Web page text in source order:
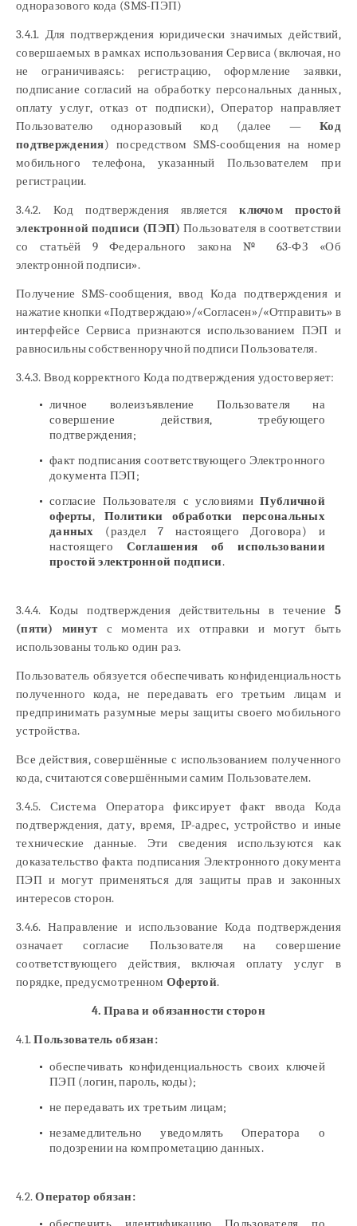
одноразового кода (SMS-ПЭП)
3.4.1. Для подтверждения юридически значимых действий,
совершаемых в рамках использования Сервиса (включая, но
не ограничиваясь: регистрацию, оформление заявки,
подписание согласий на обработку персональных данных,
оплату услуг, отказ от подписки), Оператор направляет
Пользователю одноразовый код (далее —Код
подтверждения) посредством SMS-сообщения на номер
мобильного телефона, указанный Пользователем при
регистрации.
3.4.2. Код подтверждения являетсяключом простой
электронной подписи (ПЭП) Пользователя в соответствии
со статьёй 9 Федерального закона № 63-ФЗ «Об
электронной подписи».
Получение SMS-сообщения, ввод Кода подтверждения и
нажатие кнопки «Подтверждаю»/«Согласен»/«Отправить» в
интерфейсе Сервиса признаются использованием ПЭП и
равносильны собственноручной подписи Пользователя.
3.4.3. Ввод корректного Кода подтверждения удостоверяет:
личное волеизъявление Пользователя на
совершение действия, требующего
подтверждения;
факт подписания соответствующего Электронного
документа ПЭП;
согласие Пользователя с условиямиПубличной
оферты, Политики обработки персональных
данных (раздел 7 настоящего Договора) и
настоящего Соглашения об использовании
простой электронной подписи.
3.4.4. Коды подтверждения действительны в течение 5
(пяти) минутс момента их отправки и могут быть
использованы только один раз.
Пользователь обязуется обеспечивать конфиденциальность
полученного кода, не передавать его третьим лицам и
предпринимать разумные меры защиты своего мобильного
устройства.
Все действия, совершённые с использованием полученного
кода, считаются совершёнными самим Пользователем.
3.4.5. Система Оператора фиксирует факт ввода Кода
подтверждения, дату, время, IP-адрес, устройство и иные
технические данные. Эти сведения используются как
доказательство факта подписания Электронного документа
ПЭП и могут применяться для защиты прав и законных
интересов сторон.
3.4.6. Направление и использование Кода подтверждения
означает согласие Пользователя на совершение
соответствующего действия, включая оплату услуг в
порядке, предусмотренном Офертой.
4. Права и обязанности сторон
4.1.Пользователь обязан:
обеспечивать конфиденциальность своих ключей
ПЭП (логин, пароль, коды);
не передавать их третьим лицам;
незамедлительно уведомлять Оператора о
подозрении на компрометацию данных.
4.2.Оператор обязан: